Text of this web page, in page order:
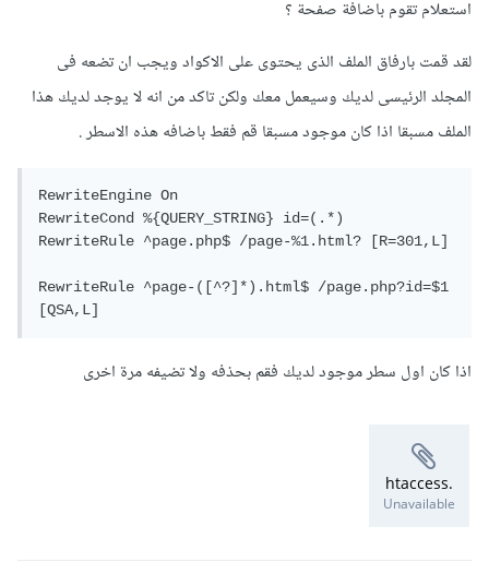
استعلام تقوم باضافة صفحة ؟
لقد قمت بارفاق الملف الذى يحتوى على الاكواد ويجب ان تضعه فى
المجلد الرئيسى لديك وسيعمل معك ولكن تاكد من انه لا يوجد لديك هذا
الملف مسبقا اذا كان موجود مسبقا قم فقط باضافه هذه الاسطر .
RewriteEngine On
RewriteCond %{QUERY_STRING} id=(.*)
RewriteRule ^page.php$ /page-%1.html? [R=301,L]
RewriteRule ^page-([^?]*).html$ /page.php?id=$1
[QSA,L]
اذا كان اول سطر موجود لديك فقم بحذفه ولا تضيفه مرة اخرى
Unavailable